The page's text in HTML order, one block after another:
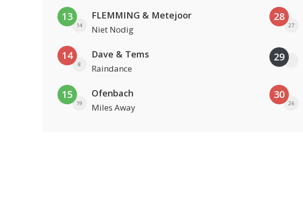
13
14
FLEMMING & Metejoor
Niet Nodig
14
8
Dave & Tems
Raindance
15
19
Ofenbach
Miles Away
28
27
29
30
26